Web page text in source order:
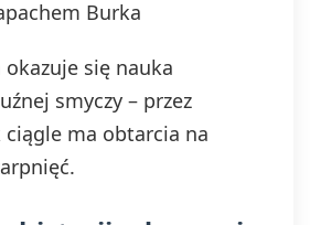
Burka
się nauka
smyczy – przez
ciągle ma obtarcia na